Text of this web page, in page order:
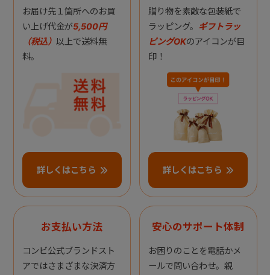
お届け先１箇所へのお買
い上げ代金が5,500円
（税込） 以上で送料無
料。
詳しくはこちら
贈り物を素敵な包装紙で
ラッピング。 ギフトラッ
ピングOKのアイコンが目
印！
詳しくはこちら
お支払い方法
コンビ公式ブランドスト
アではさまざまな決済方
安心のサポート体制
お困りのことを電話かメ
ールで問い合わせ。親